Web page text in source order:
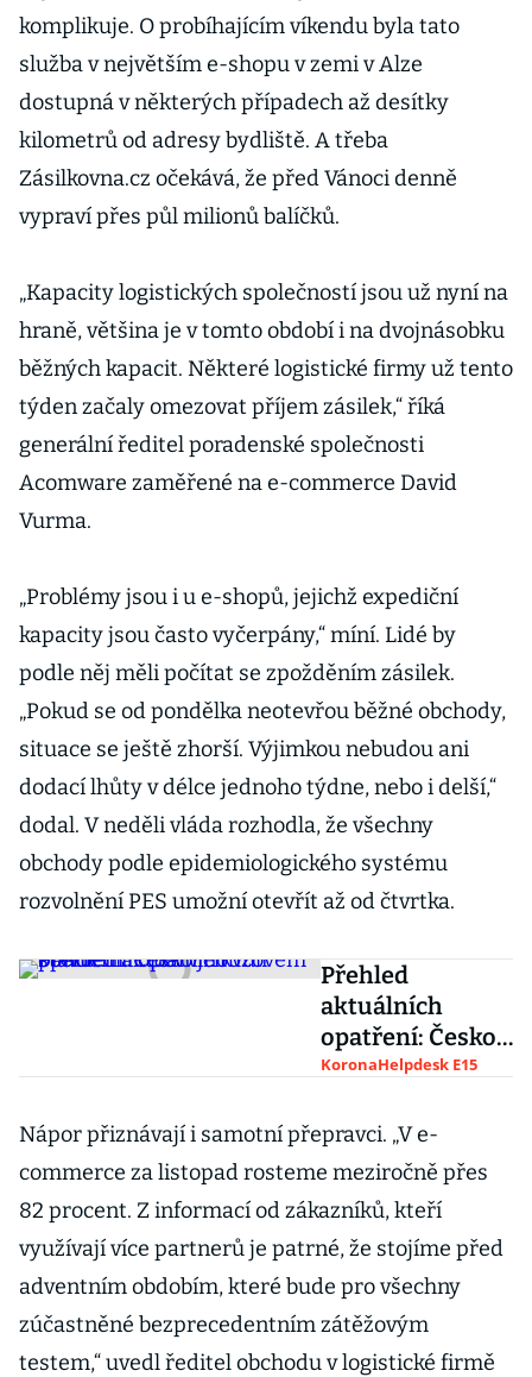
komplikuje. O probíhajícím víkendu byla tato
služba v největším e-shopu v zemi v Alze
dostupná v některých případech až desítky
kilometrů od adresy bydliště. A třeba
Zásilkovna.cz očekává, že před Vánoci denně
vypraví přes půl milionů balíčků.
„Kapacity logistických společností jsou už nyní na
hraně, většina je v tomto období i na dvojnásobku
běžných kapacit. Některé logistické firmy už tento
týden začaly omezovat příjem zásilek,“ říká
generální ředitel poradenské společnosti
Acomware zaměřené na e-commerce David
Vurma.
„Problémy jsou i u e-shopů, jejichž expediční
kapacity jsou často vyčerpány,“ míní. Lidé by
podle něj měli počítat se zpožděním zásilek.
„Pokud se od pondělka neotevřou běžné obchody,
situace se ještě zhorší. Výjimkou nebudou ani
dodací lhůty v délce jednoho týdne, nebo i delší,“
dodal. V neděli vláda rozhodla, že všechny
obchody podle epidemiologického systému
rozvolnění PES umožní otevřít až od čtvrtka.
Přehled
aktuálních
opatření: Česko
je kvůli
nouzovém stavu
KoronaHelpdesk E15
Nápor přiznávají i samotní přepravci. „V e-
commerce za listopad rosteme meziročně přes
82 procent. Z informací od zákazníků, kteří
využívají více partnerů je patrné, že stojíme před
adventním obdobím, které bude pro všechny
zúčastněné bezprecedentním zátěžovým
testem,“ uvedl ředitel obchodu v logistické firmě